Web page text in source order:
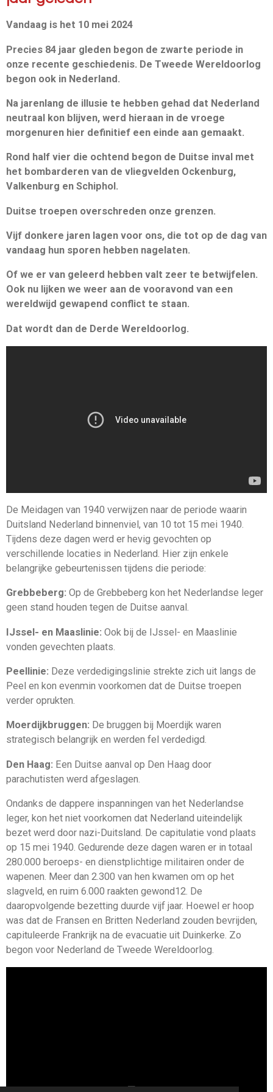
Vandaag is het 10 mei 2024
Precies 84 jaar gleden begon de zwarte periode in
onze recente geschiedenis. De Tweede Wereldoorlog
begon ook in Nederland.
Na jarenlang de illusie te hebben gehad dat Nederland
neutraal kon blijven, werd hieraan in de vroege
morgenuren hier definitief een einde aan gemaakt.
Rond half vier die ochtend begon de Duitse inval met
het bombarderen van de vliegvelden Ockenburg,
Valkenburg en Schiphol.
Duitse troepen overschreden onze grenzen.
Vijf donkere jaren lagen voor ons, die tot op de dag van
vandaag hun sporen hebben nagelaten.
Of we er van geleerd hebben valt zeer te betwijfelen.
Ook nu lijken we weer aan de vooravond van een
wereldwijd gewapend conflict te staan.
Dat wordt dan de Derde Wereldoorlog.
De Meidagen van 1940 verwijzen naar de periode waarin
Duitsland Nederland binnenviel, van 10 tot 15 mei 1940.
Tijdens deze dagen werd er hevig gevochten op
verschillende locaties in Nederland. Hier zijn enkele
belangrijke gebeurtenissen tijdens die periode:
Grebbeberg: Op de Grebbeberg kon het Nederlandse leger
geen stand houden tegen de Duitse aanval.
IJssel- en Maaslinie: Ook bij de IJssel- en Maaslinie
vonden gevechten plaats.
Peellinie: Deze verdedigingslinie strekte zich uit langs de
Peel en kon evenmin voorkomen dat de Duitse troepen
verder oprukten.
Moerdijkbruggen: De bruggen bij Moerdijk waren
strategisch belangrijk en werden fel verdedigd.
Den Haag: Een Duitse aanval op Den Haag door
parachutisten werd afgeslagen.
Ondanks de dappere inspanningen van het Nederlandse
leger, kon het niet voorkomen dat Nederland uiteindelijk
bezet werd door nazi-Duitsland. De capitulatie vond plaats
op 15 mei 1940. Gedurende deze dagen waren er in totaal
280.000 beroeps- en dienstplichtige militairen onder de
wapenen. Meer dan 2.300 van hen kwamen om op het
slagveld, en ruim 6.000 raakten gewond12. De
daaropvolgende bezetting duurde vijf jaar. Hoewel er hoop
was dat de Fransen en Britten Nederland zouden bevrijden,
capituleerde Frankrijk na de evacuatie uit Duinkerke. Zo
begon voor Nederland de Tweede Wereldoorlog.